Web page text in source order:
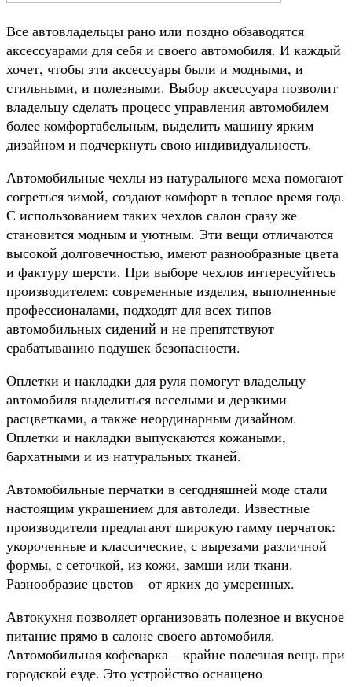
Все автовладельцы рано или поздно обзаводятся
аксессуарами для себя и своего автомобиля. И каждый
хочет, чтобы эти аксессуары были и модными, и
стильными, и полезными. Выбор аксессуара позволит
владельцу сделать процесс управления автомобилем
более комфортабельным, выделить машину ярким
дизайном и подчеркнуть свою индивидуальность.
Автомобильные чехлы из натурального меха помогают
согреться зимой, создают комфорт в теплое время года.
С использованием таких чехлов салон сразу же
становится модным и уютным. Эти вещи отличаются
высокой долговечностью, имеют разнообразные цвета
и фактуру шерсти. При выборе чехлов интересуйтесь
производителем: современные изделия, выполненные
профессионалами, подходят для всех типов
автомобильных сидений и не препятствуют
срабатыванию подушек безопасности.
Оплетки и накладки для руля помогут владельцу
автомобиля выделиться веселыми и дерзкими
расцветками, а также неординарным дизайном.
Оплетки и накладки выпускаются кожаными,
бархатными и из натуральных тканей.
Автомобильные перчатки в сегодняшней моде стали
настоящим украшением для автоледи. Известные
производители предлагают широкую гамму перчаток:
укороченные и классические, с вырезами различной
формы, с сеточкой, из кожи, замши или ткани.
Разнообразие цветов – от ярких до умеренных.
Автокухня позволяет организовать полезное и вкусное
питание прямо в салоне своего автомобиля.
Автомобильная кофеварка – крайне полезная вещь при
городской езде. Это устройство оснащено